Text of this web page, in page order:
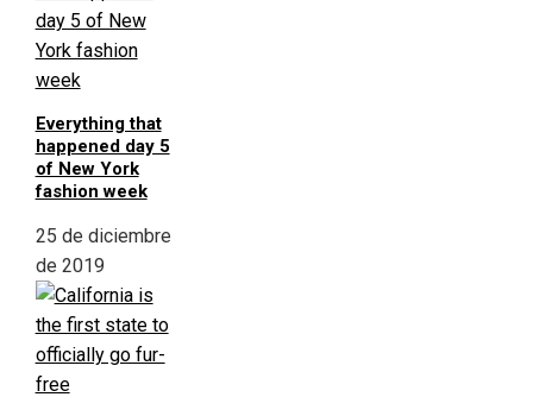
Everything that
happened day 5
of New York
fashion week
25 de diciembre
de 2019